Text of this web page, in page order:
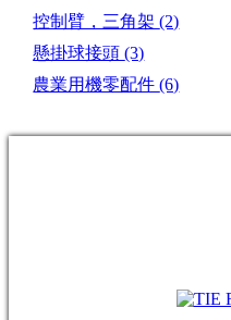
控制臂，三角架(2)
懸掛球接頭(3)
農業用機零配件(6)